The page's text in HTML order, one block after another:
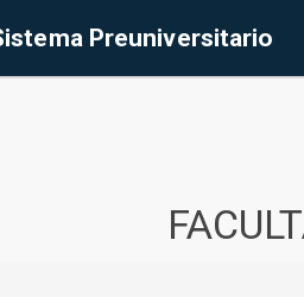
Preuniversitario